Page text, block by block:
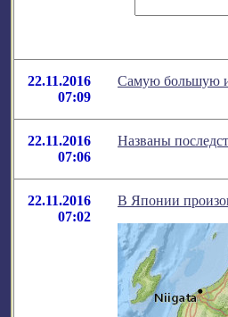
22.11.2016
07:09
Самую большую
22.11.2016
07:06
Названы
22.11.2016
07:02
В Японии